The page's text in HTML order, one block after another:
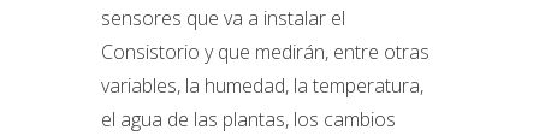
sensores que va a instalar el
Consistorio y que medirán, entre otras
variables, la humedad, la temperatura,
el agua de las plantas, los cambios